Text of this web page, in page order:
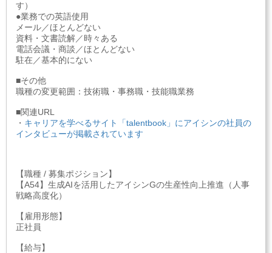
す）
●業務での英語使用
メール／ほとんどない
資料・文書読解／時々ある
電話会議・商談／ほとんどない
駐在／基本的にない
■その他
職種の変更範囲：技術職・事務職・技能職業務
■関連URL
・ キャリアを学べるサイト「talentbook」にアイシンの社員の
インタビューが掲載されています
【職種 / 募集ポジション】
【A54】生成AIを活用したアイシンGの生産性向上推進（人事
戦略高度化）
【雇用形態】
正社員
【給与】